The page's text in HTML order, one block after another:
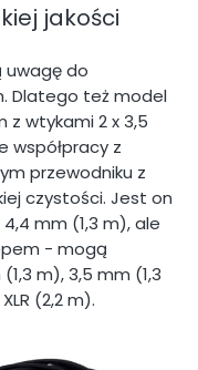
jakości
uwagę do
Dlatego też model
wtykami 2 x 3,5
współpracy z
przewodniku z
czystości. Jest on
mm (1,3 m), ale
- mogą
m), 3,5 mm (1,3
(2,2 m).